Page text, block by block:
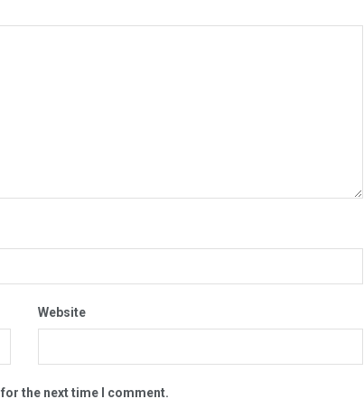
Website
the next time I comment.